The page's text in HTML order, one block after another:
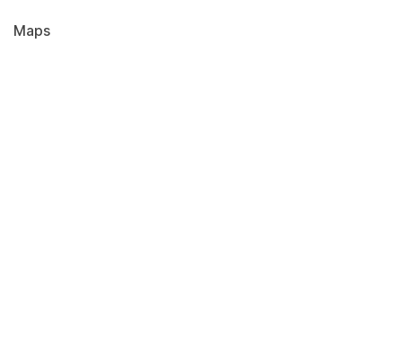
Maps